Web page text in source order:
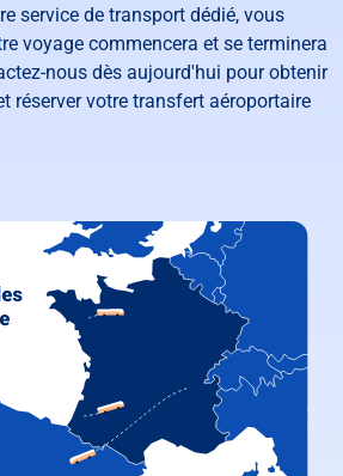
service de transport dédié, vous
voyage commencera et se terminera
nous dès aujourd'hui pour obtenir
réserver votre transfert aéroportaire